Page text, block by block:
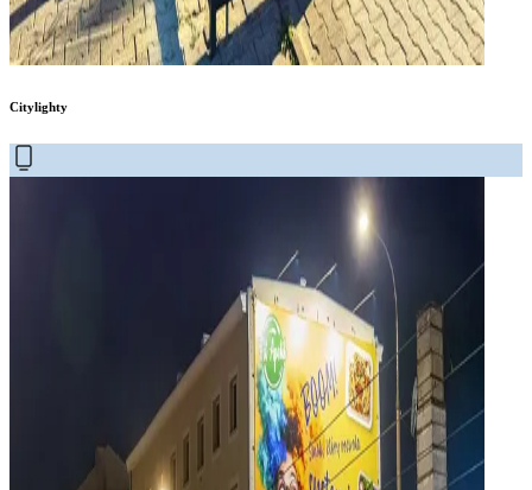
Citylighty